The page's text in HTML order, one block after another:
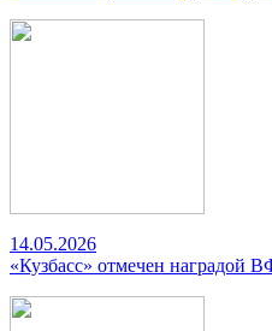
14.05.2026
«Кузбасс» отмечен наградой